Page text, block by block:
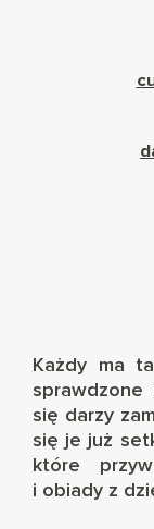
Każdy ma
się darzy
się je już
które
i obiady z